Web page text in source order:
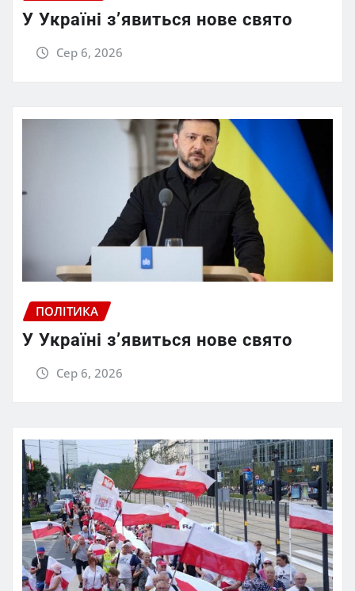
У Україні з’явиться нове свято
Сер 6, 2026
ПОЛІТИКА
У Україні з’явиться нове свято
Сер 6, 2026